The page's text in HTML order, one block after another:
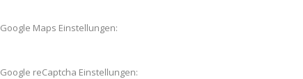
Google Maps Einstellungen:
Google reCaptcha Einstellungen: